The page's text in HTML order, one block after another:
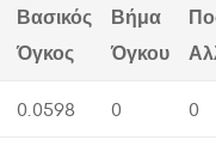
Βασικός
Όγκος
Βήμα
Όγκου
0.0598 0 0